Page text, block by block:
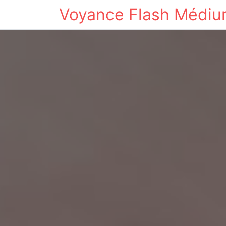
Voyance Flash